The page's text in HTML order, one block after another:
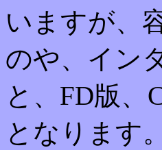
いますが、
のや、イン
と、FD版、
となります。